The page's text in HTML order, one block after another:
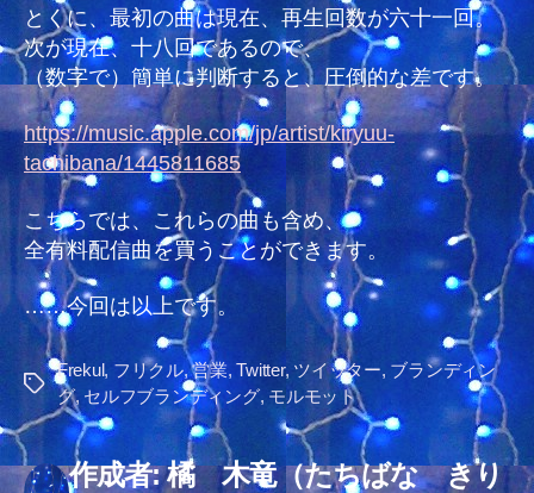
とくに、最初の曲は現在、再生回数が六十一回。
次が現在、十八回であるので、
（数字で）簡単に判断すると、圧倒的な差です。
https://music.apple.com/jp/artist/kiryuu-
tachibana/1445811685
こちらでは、これらの曲も含め、
全有料配信曲を買うことができます。
……今回は以上です。
タ
Frekul, フリクル,営業,Twitter, ツイッター, ブランディン
グ, セルフブランディング, モルモット
作成者: 橘 木竜（たちばな きり